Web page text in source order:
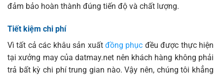
đảm bảo hoàn thành đúng tiến độ và chất lượng.
Tiết kiệm chi phí
Vì tất cả các khâu sản xuấtđồng phục đều được thực hiện
tại xưởng may của datmay.net nên khách hàng không phải
trả bất kỳ chi phí trung gian nào. Vậy nên, chúng tôi khẳng